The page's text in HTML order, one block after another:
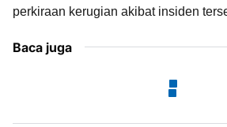
perkiraan kerugian akibat insiden
Baca juga